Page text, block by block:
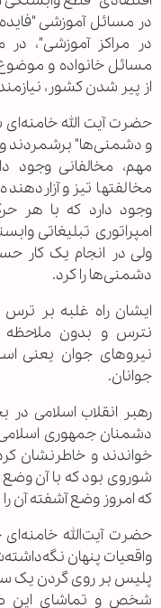
در مسائل آموزشی
در مراکز آموزشی"،
مسائل خانواده و
از پیر شدن کشور،
حضرت آیت الله
و دشمنی‌ها" برشمردند و
مهم، مخالفانی وجود
مخالفتها تیز و
وجود دارد که با هر
امپراتوری تبلیغاتی
ولی در انجام یک کار
دشمنی‌ها را کرد.
ایشان راه غلبه بر
نترس و بدون
نیروهای جوان یعنی
جوانان.
رهبر انقلاب اسلامی
دشمنان جمهوری اسلامی
خواندند و خاطرنشان
شوروی بود که با آن
که امروز وضع آشفته آن
حضرت آیت‌الله خامنه‌ای
واقعیات پنهان
پلیس بر روی گردن یک
شخص و تماشای این